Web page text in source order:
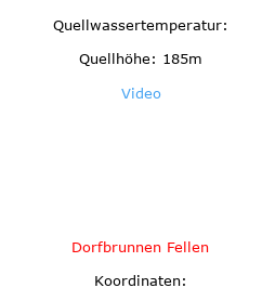
Quellwassertemperatur:
Quellhöhe: 185m
Video
Dorfbrunnen Fellen
Koordinaten: